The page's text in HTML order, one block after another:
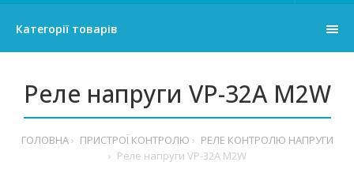
Категорії товарів
Реле напруги VP-32A M2W
ГОЛОВНА ПРИСТРОЇ КОНТРОЛЮ
РЕЛЕ КОНТРОЛЮ НАПРУГИ
Реле напруги VP-32A M2W